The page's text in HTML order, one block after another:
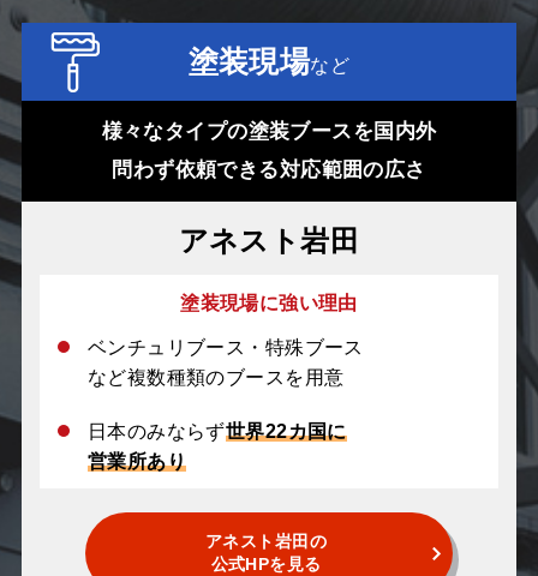
塗装現場など
様々なタイプの塗装ブースを国内外
問わず依頼できる対応範囲の広さ
アネスト岩田
塗装現場に強い理由
ベンチュリブース・特殊ブース
など複数種類のブースを用意
日本のみならず世界22カ国に
営業所あり
アネスト岩田の
公式HPを見る